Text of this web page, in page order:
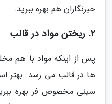
خبرنگاران هم بهره ببرید.
2. ریختن مواد در قالب
پس از اینکه مواد با هم
ها در قالب می رسد. بهتر
سینی مخصوص فر بهره